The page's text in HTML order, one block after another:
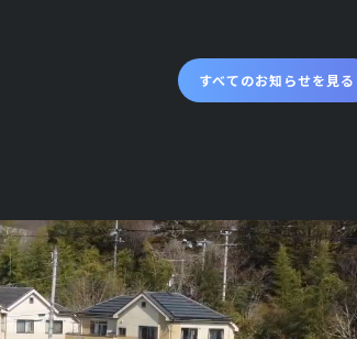
すべてのお知らせを見る